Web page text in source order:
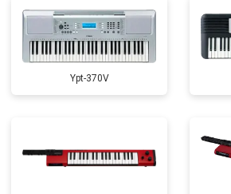
Ypt-370V